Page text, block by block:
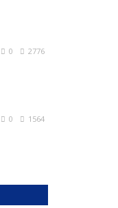
0 2776
0 1564